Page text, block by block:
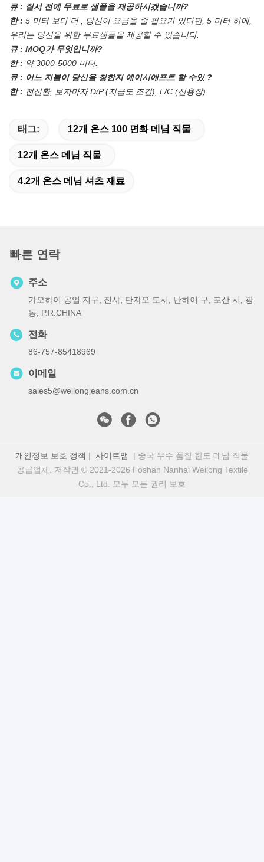
큐 : 질서 전에 무료로 샘플을 제공하시겠습니까?
한 : 5 미터 보다 더 , 당신이 요금을 줄 필요가 있다면, 5 미터 하에,
우리는 당신을 위한 무료샘플을 제공할 수 있습니다.
큐 : MOQ가 무엇입니까?
한 : 약 3000-5000 미터.
큐 : 어느 지불이 당신을 칭한지 에이시에프트 할 수있 ?
한 : 전신환, 보자마자 D/P (지급도 조건), L/C (신용장)
태그: 12개 온스 100 면화 데님 직물
12개 온스 데님 직물
4.2개 온스 데님 셔츠 재료
빠른 연락
주소
가오하이 공업 지구, 진샤, 단자오 도시, 난하이 구, 포산 시, 광
동, P.R.CHINA
전화
86-757-85418969
이메일
sales5@weilongjeans.com.cn
개인정보 보호 정책 | 사이트맵
| 중국 우수 품질 한도 데님 직물
공급업체. 저작권 © 2021-2026 Foshan Nanhai Weilong Textile
Co., Ltd. 모두 모든 권리 보호